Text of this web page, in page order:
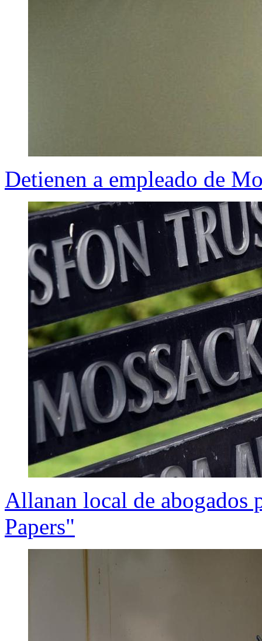
Detienen a empleado de
Allanan local de abogados
Papers"